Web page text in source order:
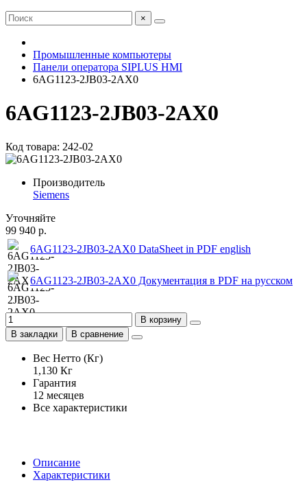
×
Промышленные компьютеры
Панели оператора SIPLUS HMI
6AG1123-2JB03-2AX0
6AG1123-2JB03-2AX0
Код товара: 242-02
Производитель
Siemens
Уточняйте
99 940 р.
6AG1123-2JB03-2AX0 DataSheet in PDF english
6AG1123-2JB03-2AX0 Документация в PDF на русском
В корзину
В закладки
В сравнение
Вес Нетто (Кг)
1,130 Кг
Гарантия
12 месяцев
Все характеристики
Описание
Характеристики